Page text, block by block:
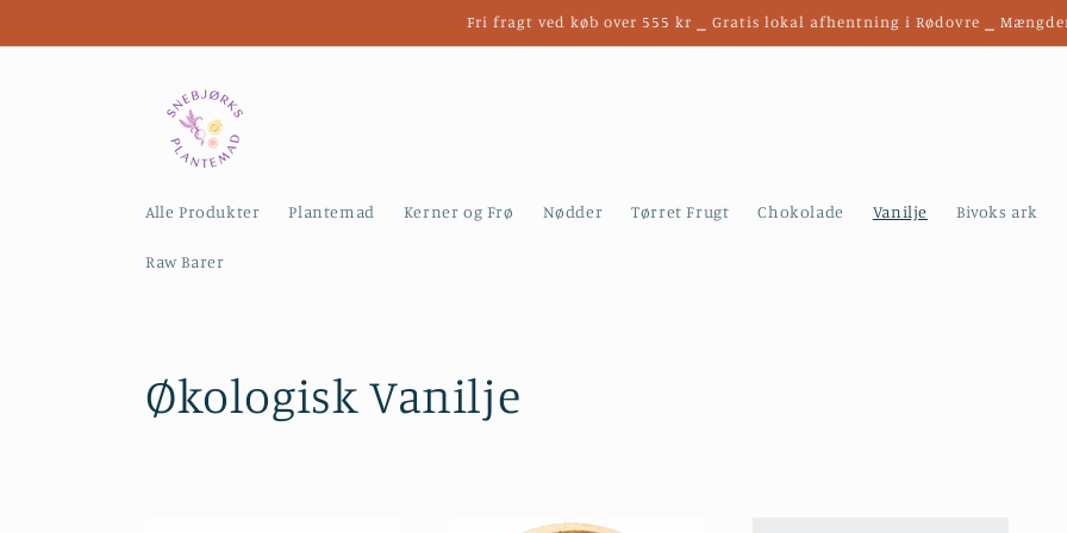
Fri fragt ved køb over 555 kr ⎯ Gratis lokal afhentning i Rødovre ⎯
Alle Produkter Plantemad Kerner og Frø Nødder Tørret Frugt Chokolade Vanilje Bivoks ark
Raw Barer
K
Økologisk Vanilje